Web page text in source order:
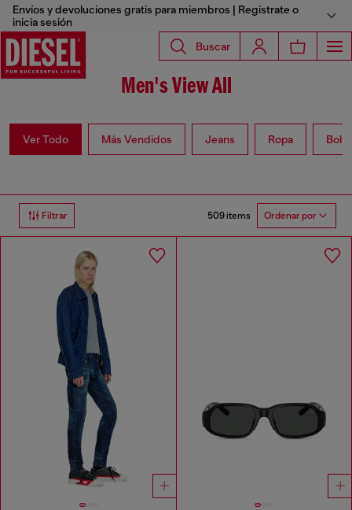
Envíos y devoluciones gratis para miembros | Regístrate o
inicia sesión
Buscar
Hombre
Men's View All
Ver Todo Más Vendidos Jeans Ropa
Filtrar 509 items Ordenar por